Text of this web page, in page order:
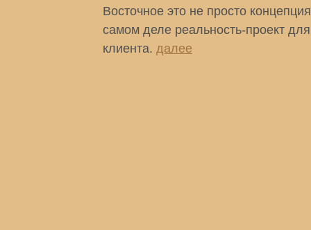
Восточное это не просто
самом деле реальность-проект
клиента. далее